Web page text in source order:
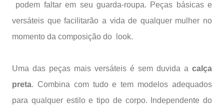
podem faltar em seu guarda-roupa. Peças básicas e
versáteis que facilitarão a vida de qualquer mulher no
momento da composição do look.
Uma das peças mais versáteis é sem duvida a calça
preta. Combina com tudo e tem modelos adequados
para qualquer estilo e tipo de corpo. Independente do